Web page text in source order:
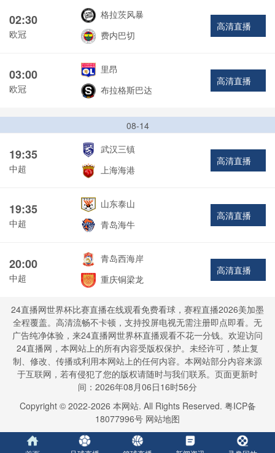
02:30
欧冠
格拉茨风暴
费内巴切
高清直播
03:00
欧冠
里昂
布拉格斯巴达
高清直播
08-14
19:35
中超
武汉三镇
上海海港
高清直播
19:35
中超
山东泰山
青岛海牛
高清直播
20:00
中超
青岛西海岸
重庆铜梁龙
高清直播
24直播网世界杯比赛直播在线观看免费看球，赛程直播2026美加墨
全程覆盖。高清流畅不卡顿，支持投屏电视无需注册即点即看。无
广告纯净体验，来24直播网世界杯直播观看不花一分钱。欢迎访问
24直播网，本网站上的所有内容受版权保护。未经许可，禁止复
制、修改、传播或利用本网站上的任何内容。本网站部分内容来源
于互联网，若有侵犯了您的版权请随时与我们联系。页面更新时
间：2026年08月06日16时56分
Copyright © 2022-2026 本网站. All Rights Reserved. 粤ICP备
18077996号 网站地图